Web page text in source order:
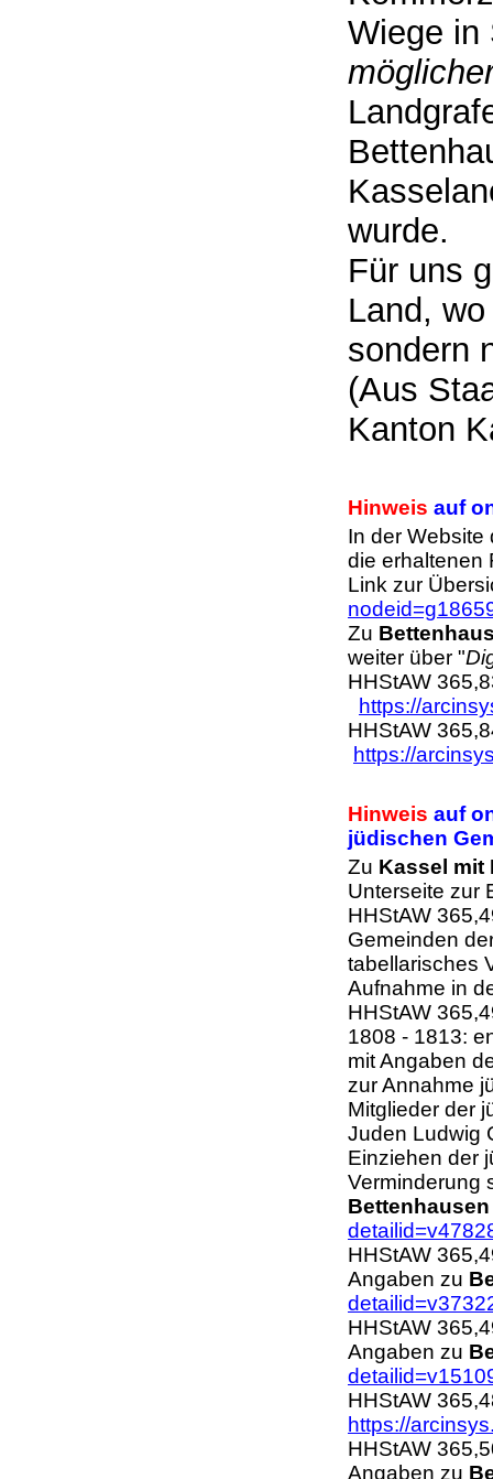
Wiege in
wurde.
Für uns
Land,
sondern
(Aus
Kanton
Hinweis auf
In der
die erhaltenen
Link zur
Zu
weiter über "
HHStAW
https://
HHStAW
https://
Hinweis auf
jüdischen
Zu Kassel mit
Unterseite zur
HHStAW
Gemeinden
tabellarisches
Aufnahme in
HHStAW
1808 - 1813:
mit Angaben
zur Annahme
Mitglieder der
Juden Ludwig
Einziehen der
Verminderung
Bettenhausen
HHStAW
Angaben zu
HHStAW
Angaben zu
HHStAW
https://
HHStAW
Angaben zu